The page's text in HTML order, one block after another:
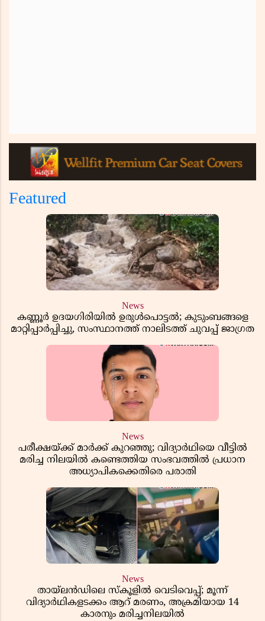
Featured
News
കണ്ണൂർ ഉദയഗിരിയിൽ ഉരുൾപൊട്ടൽ; കുടുംബങ്ങളെ
മാറ്റിപ്പാർപ്പിച്ചു, സംസ്ഥാനത്ത് നാലിടത്ത് ചുവപ്പ് ജാഗ്രത
News
പരീക്ഷയ്ക്ക് മാർക്ക് കുറഞ്ഞു; വിദ്യാർഥിയെ വീട്ടിൽ
മരിച്ച നിലയിൽ കണ്ടെത്തിയ സംഭവത്തിൽ പ്രധാന
അധ്യാപികക്കെതിരെ പരാതി
News
തായ്‌ലൻഡിലെ സ്‌കൂളിൽ വെടിവെപ്പ്; മൂന്ന്
വിദ്യാർഥികളടക്കം ആറ് മരണം, അക്രമിയായ 14
കാരനും മരിച്ചനിലയിൽ